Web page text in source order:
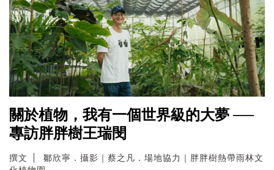
關於植物，我有一個世界級的大夢 ──
專訪胖胖樹王瑞閔
撰文
鄒欣寧．攝影｜蔡之凡．場地協力｜胖胖樹熱帶雨林文